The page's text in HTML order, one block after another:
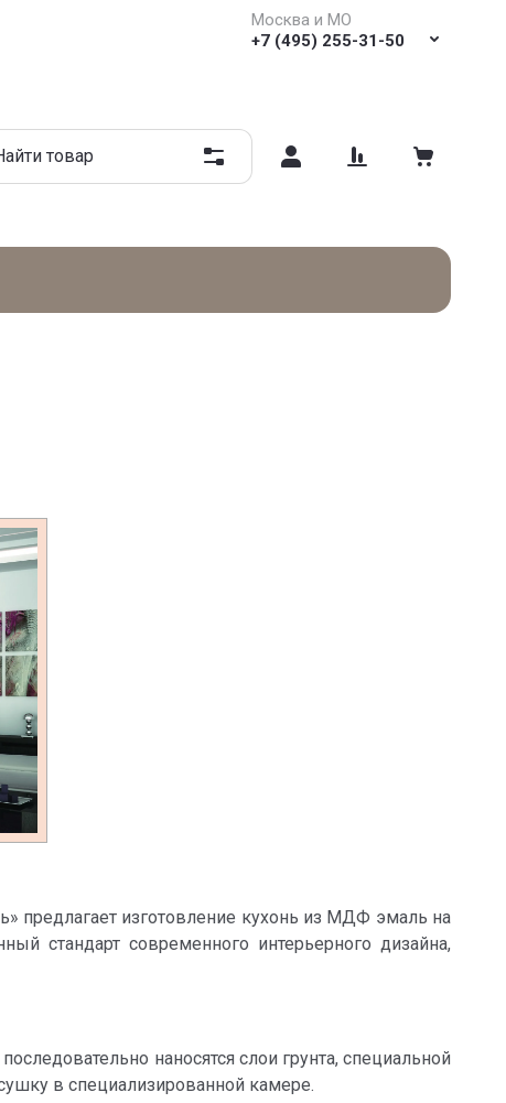
Москва и МО
+7 (495) 255-31-50
предлагает изготовление кухонь из МДФ эмаль на
стандарт современного интерьерного дизайна,
наносятся слои грунта, специальной
в специализированной камере.